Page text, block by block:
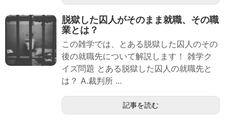
脱獄した囚人がそのまま就職、その職
業とは？
この雑学では、とある脱獄した囚人のその
後の就職先について解説します！ 雑学ク
イズ問題 とある脱獄した囚人の就職先と
は？ A.裁判所 ...
記事を読む